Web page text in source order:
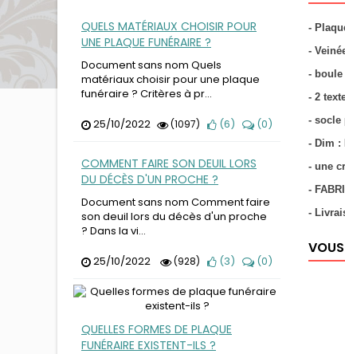
QUELS MATÉRIAUX CHOISIR POUR
UNE PLAQUE FUNÉRAIRE ?
Document sans nom Quels
matériaux choisir pour une plaque
funéraire ? Critères à pr...
25/10/2022
(1097) (6) (0)
COMMENT FAIRE SON DEUIL LORS
DU DÉCÈS D'UN PROCHE ?
Document sans nom Comment faire
son deuil lors du décès d'un proche
? Dans la vi...
25/10/2022
(928) (3) (0)
QUELLES FORMES DE PLAQUE
FUNÉRAIRE EXISTENT-ILS ?
-
-
- boule
- 2
- socle
- Dim :
- une
-
-